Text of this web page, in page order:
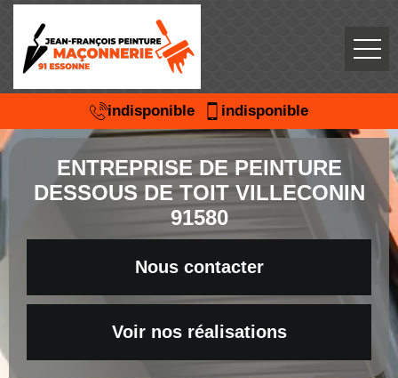
indisponible indisponible
ENTREPRISE DE PEINTURE
DESSOUS DE TOIT VILLECONIN
91580
Nous contacter
Voir nos réalisations